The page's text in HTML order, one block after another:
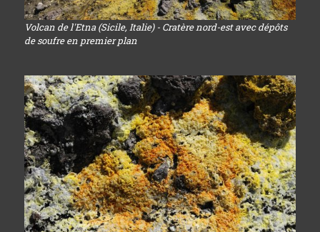
Volcan de l'Etna (Sicile, Italie) - Cratère nord-est avec dépôts
de soufre en premier plan